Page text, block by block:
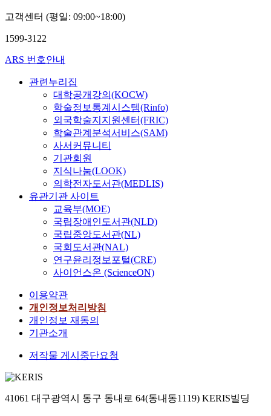
고객센터 (평일: 09:00~18:00)
1599-3122
ARS 번호안내
관련누리집
대학공개강의(KOCW)
학술정보통계시스템(Rinfo)
외국학술지지원센터(FRIC)
학술관계분석서비스(SAM)
사서커뮤니티
기관회원
지식나눔(LOOK)
의학전자도서관(MEDLIS)
유관기관 사이트
교육부(MOE)
국립장애인도서관(NLD)
국립중앙도서관(NL)
국회도서관(NAL)
연구윤리정보포털(CRE)
사이언스온 (ScienceON)
이용약관
개인정보처리방침
개인정보 재동의
기관소개
저작물 게시중단요청
41061 대구광역시 동구 동내로 64(동내동1119) KERIS빌딩